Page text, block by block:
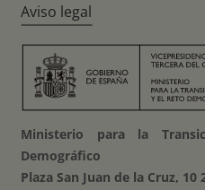
Aviso legal
Ministerio para la
Demográfico
Plaza San Juan de la Cruz,